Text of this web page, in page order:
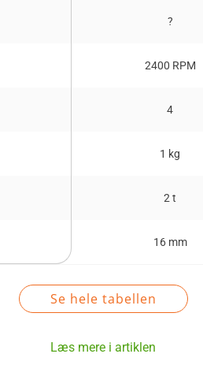
?
2400 RPM
4
1 kg
2 t
16 mm
Se hele tabellen
Læs mere i artiklen